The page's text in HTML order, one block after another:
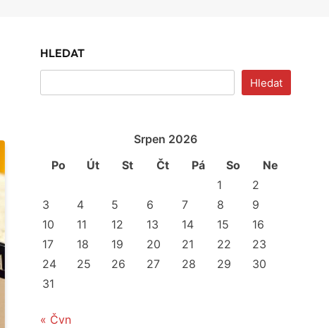
HLEDAT
Hledat
Srpen 2026
Po
Út St Čt Pá So
Ne
1
2
3
4 5 6 7 8
9
10
11 12 13 14 15
16
17
18 19 20 21 22
23
24
25 26 27 28 29
30
31
« Čvn